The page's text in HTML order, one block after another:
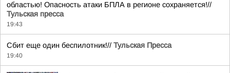
областью! Опасность атаки БПЛА в регионе сохраняется!//
Тульская пресса
19:43
Сбит еще один беспилотник!// Тульская Пресса
19:40